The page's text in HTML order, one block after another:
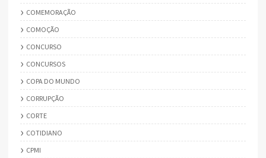
COMEMORAÇÃO
COMOÇÃO
CONCURSO
CONCURSOS
COPA DO MUNDO
CORRUPÇÃO
CORTE
COTIDIANO
CPMI